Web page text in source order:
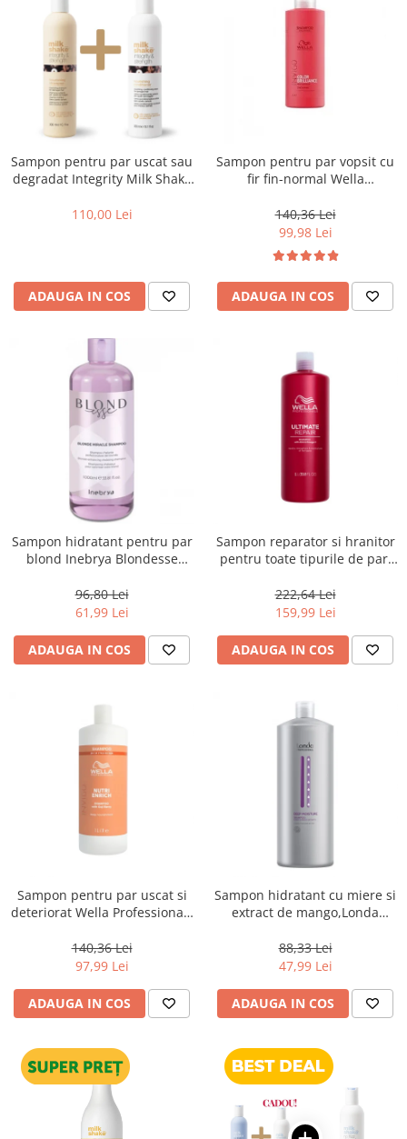
Sampon pentru par uscat sau
degradat Integrity Milk Shake
Nourishing Shampoo, 300 ml
110,00 Lei
ADAUGA IN COS
Sampon pentru par vopsit cu
fir fin-normal Wella
1000 ml
140,36 Lei
99,98 Lei
ADAUGA IN COS
Sampon hidratant pentru par
blond Inebrya Blondesse
96,80 Lei
61,99 Lei
ADAUGA IN COS
Sampon reparator si hranitor
pentru toate tipurile de par,
Ultimate Repair, 1000 ml
222,64 Lei
159,99 Lei
ADAUGA IN COS
Sampon pentru par uscat si
deteriorat Wella Professionals
140,36 Lei
97,99 Lei
ADAUGA IN COS
Sampon hidratant cu miere si
extract de mango,Londa
Moisture, 1000 ml
88,33 Lei
47,99 Lei
ADAUGA IN COS